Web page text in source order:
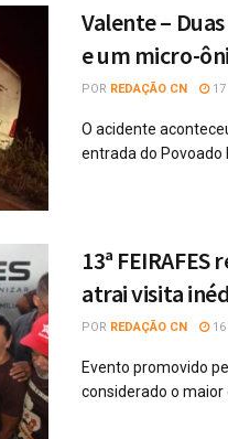
Valente –
e um micro-
POR REDAÇÃO CN 17
O acidente
entrada do Povoado
13ª
atrai visita
POR REDAÇÃO CN 16
Evento promovido
considerado o maior